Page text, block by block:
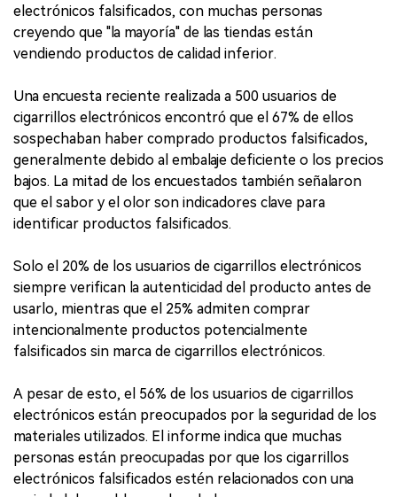
electrónicos falsificados, con muchas personas
creyendo que "la mayoría" de las tiendas están
vendiendo productos de calidad inferior.
Una encuesta reciente realizada a 500 usuarios de
cigarrillos electrónicos encontró que el 67% de ellos
sospechaban haber comprado productos falsificados,
generalmente debido al embalaje deficiente o los precios
bajos. La mitad de los encuestados también señalaron
que el sabor y el olor son indicadores clave para
identificar productos falsificados.
Solo el 20% de los usuarios de cigarrillos electrónicos
siempre verifican la autenticidad del producto antes de
usarlo, mientras que el 25% admiten comprar
intencionalmente productos potencialmente
falsificados sin marca de cigarrillos electrónicos.
A pesar de esto, el 56% de los usuarios de cigarrillos
electrónicos están preocupados por la seguridad de los
materiales utilizados. El informe indica que muchas
personas están preocupadas por que los cigarrillos
electrónicos falsificados estén relacionados con una